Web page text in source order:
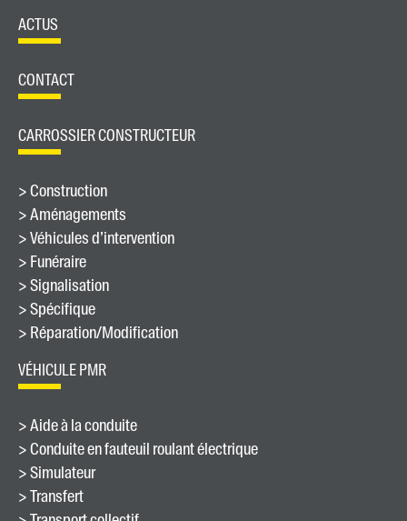
ACTUS
CONTACT
CARROSSIER CONSTRUCTEUR
> Construction
> Aménagements
> Véhicules d’intervention
> Funéraire
> Signalisation
> Spécifique
> Réparation/Modification
VÉHICULE PMR
> Aide à la conduite
> Conduite en fauteuil roulant électrique
> Simulateur
> Transfert